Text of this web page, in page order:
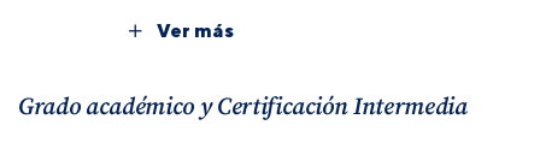
Ver más
Grado académico y Certificación Intermedia